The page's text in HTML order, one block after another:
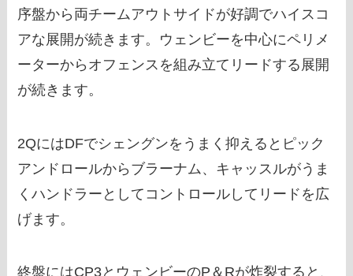
序盤から両チームアウトサイドが好調でハイスコ
アな展開が続きます。ウェンビーを中心にペリメ
ーターからオフェンスを組み立てリードする展開
が続きます。
2QにはDFでシェングンをうまく抑えるとピック
アンドロールからブラーナム、キャッスルがうま
くハンドラーとしてコントロールしてリードを広
げます。
終盤にはCP3とウェンビーのP＆Rが炸裂すると、